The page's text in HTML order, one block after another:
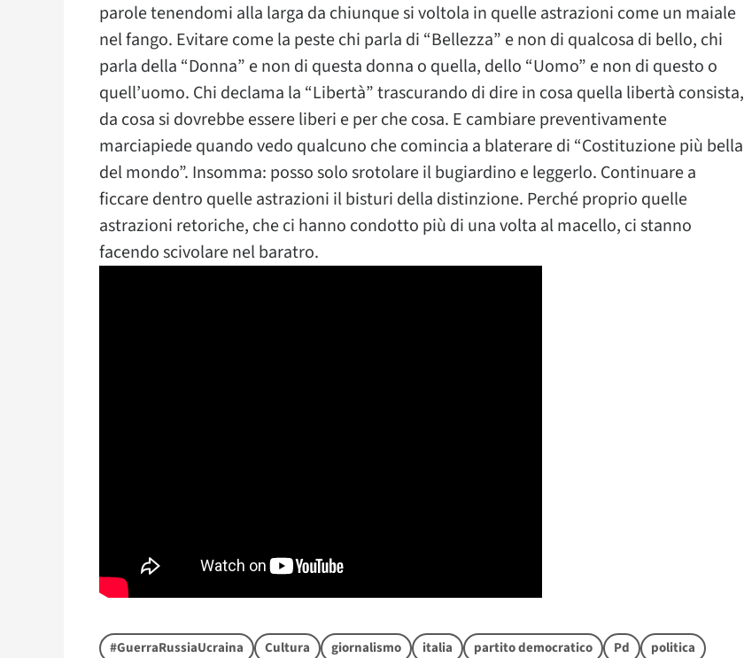
parole tenendomi alla larga da chiunque si voltola in quelle astrazioni come un maiale
nel fango. Evitare come la peste chi parla di “Bellezza” e non di qualcosa di bello, chi
parla della “Donna” e non di questa donna o quella, dello “Uomo” e non di questo o
quell’uomo. Chi declama la “Libertà” trascurando di dire in cosa quella libertà consista,
da cosa si dovrebbe essere liberi e per che cosa. E cambiare preventivamente
marciapiede quando vedo qualcuno che comincia a blaterare di “Costituzione più bella
del mondo”. Insomma: posso solo srotolare il bugiardino e leggerlo. Continuare a
ficcare dentro quelle astrazioni il bisturi della distinzione. Perché proprio quelle
astrazioni retoriche, che ci hanno condotto più di una volta al macello, ci stanno
facendo scivolare nel baratro.
#GuerraRussiaUcraina Cultura giornalismo italia partito democratico Pd politica